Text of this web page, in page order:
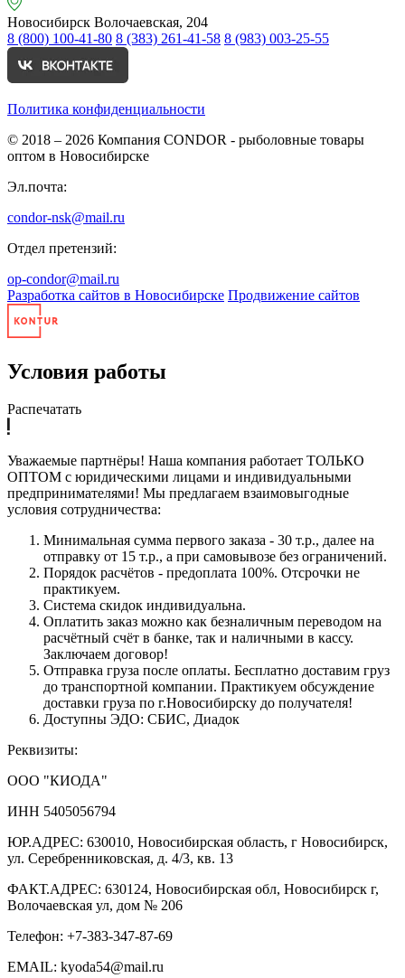
Новосибирск Волочаевская, 204
8 (800) 100-41-80 8 (383) 261-41-58 8 (983) 003-25-55
Политика конфиденциальности
© 2018 – 2026 Компания CONDOR - рыболовные товары
оптом в Новосибирске
Эл.почта:
condor-nsk@mail.ru
Отдел претензий:
op-condor@mail.ru
Разработка сайтов в Новосибирске Продвижение сайтов
Условия работы
Распечатать
Уважаемые партнёры! Наша компания работает ТОЛЬКО
ОПТОМ с юридическими лицами и индивидуальными
предпринимателями! Мы предлагаем взаимовыгодные
условия сотрудничества:
Минимальная сумма первого заказа - 30 т.р., далее на
отправку от 15 т.р., а при самовывозе без ограничений.
Порядок расчётов - предоплата 100%. Отсрочки не
практикуем.
Система скидок индивидуальна.
Оплатить заказ можно как безналичным переводом на
расчётный счёт в банке, так и наличными в кассу.
Заключаем договор!
Отправка груза после оплаты. Бесплатно доставим груз
до транспортной компании. Практикуем обсуждение
доставки груза по г.Новосибирску до получателя!
Доступны ЭДО: СБИС, Диадок
Реквизиты:
ООО "КИОДА"
ИНН 5405056794
ЮР.АДРЕС: 630010, Новосибирская область, г Новосибирск,
ул. Серебренниковская, д. 4/3, кв. 13
ФАКТ.АДРЕС: 630124, Новосибирская обл, Новосибирск г,
Волочаевская ул, дом № 206
Телефон: +7-383-347-87-69
EMAIL: kyoda54@mail.ru